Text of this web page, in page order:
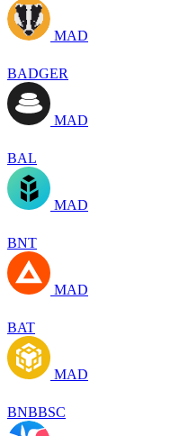
MAD
BADGER
MAD
BAL
MAD
BNT
MAD
BAT
MAD
BNBBSC